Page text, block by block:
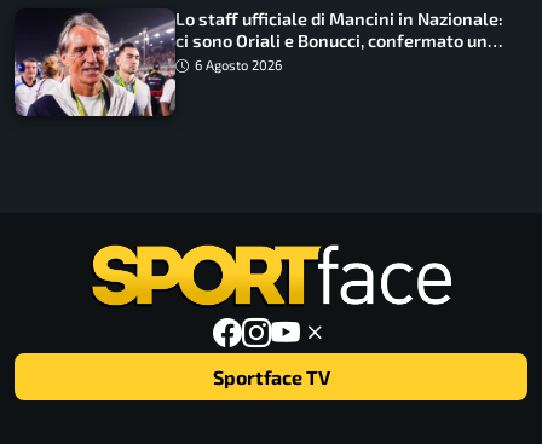
Lo staff ufficiale di Mancini in Nazionale:
ci sono Oriali e Bonucci, confermato un
ritorno
6 Agosto 2026
Sportface TV